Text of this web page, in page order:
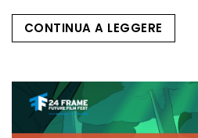
CONTINUA A LEGGERE